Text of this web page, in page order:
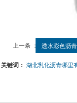
上一条 ： 透水彩色沥
关键词： 湖北乳化沥青哪里